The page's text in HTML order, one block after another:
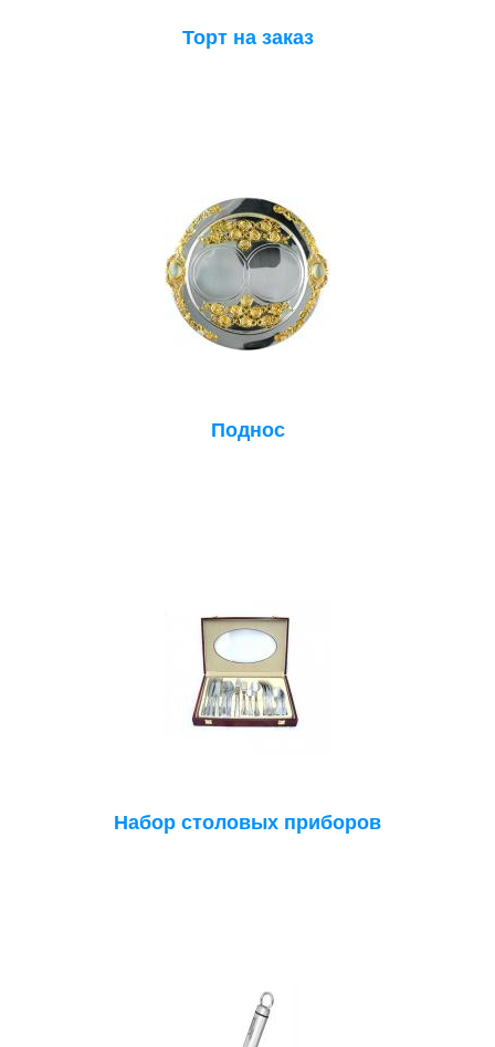
Торт на заказ
Поднос
Набор столовых приборов